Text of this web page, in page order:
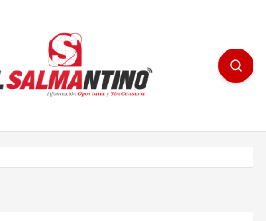
- medios/noticias/editorial